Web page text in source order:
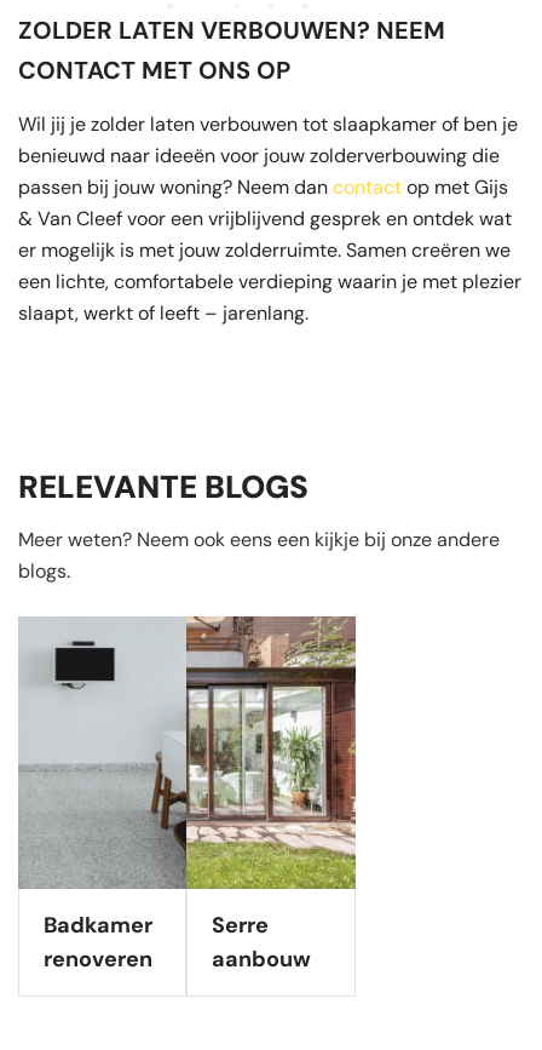
ZOLDER LATEN VERBOUWEN? NEEM
CONTACT MET ONS OP
Wil jij je zolder laten verbouwen tot slaapkamer of ben je
benieuwd naar ideeën voor jouw zolderverbouwing die
passen bij jouw woning? Neem dancontactop met Gijs
& Van Cleef voor een vrijblijvend gesprek en ontdek wat
er mogelijk is met jouw zolderruimte. Samen creëren we
een lichte, comfortabele verdieping waarin je met plezier
slaapt, werkt of leeft – jarenlang.
RELEVANTE BLOGS
Meer weten? Neem ook eens een kijkje bij onze andere
blogs.
Badkamer
renoveren
Serre
aanbouw